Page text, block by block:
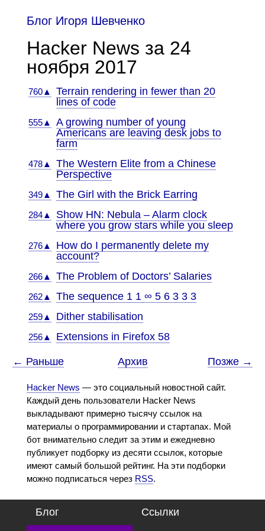
Блог Игоря Шевченко
Hacker News за 24
ноября 2017
760▲
Terrain rendering in fewer than 20
lines of code
555▲
A growing number of young
Americans are leaving desk jobs to
farm
478▲
The Western Elite from a Chinese
Perspective
349▲ The Girl with the Brick Earring
284▲
Show HN: Nebula – Alarm clock
where you grow stars while you sleep
276▲
How do I permanently delete my
account?
266▲ The Problem of Doctors’ Salaries
262▲ The sequence 1 1 ∞ 5 6 3 3 3
259▲ Dither stabilisation
256▲ Extensions in Firefox 58
← Раньше Архив Позже →
Hacker News — это социальный новостной сайт.
Каждый день пользователи Hacker News
выкладывают примерно тысячу ссылок на
материалы о программировании и стартапах. Мой
бот внимательно следит за этим и ежедневно
публикует подборку из десяти ссылок, которые
имеют самый большой рейтинг. На эти подборки
можно подписаться через RSS.
Блог Ссылки